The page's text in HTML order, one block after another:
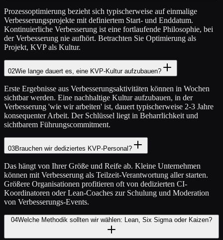
Prozessoptimierung bezieht sich typischerweise auf einmalige
Verbesserungsprojekte mit definiertem Start- und Enddatum.
Kontinuierliche Verbesserung ist eine fortlaufende Philosophie, bei
der Verbesserung nie aufhört. Betrachten Sie Optimierung als
Projekt, KVP als Kultur.
02Wie lange dauert es, eine KVP-Kultur aufzubauen?
Erste Ergebnisse aus Verbesserungsaktivitäten können in Wochen
sichtbar werden. Eine nachhaltige Kultur aufzubauen, in der
Verbesserung 'wie wir arbeiten' ist, dauert typischerweise 2-3 Jahre
konsequenter Arbeit. Der Schlüssel liegt in Beharrlichkeit und
sichtbarem Führungscommitment.
03Brauchen wir dediziertes KVP-Personal?
Das hängt von Ihrer Größe und Reife ab. Kleine Unternehmen
können mit Verbesserung als Teilzeit-Verantwortung aller starten.
Größere Organisationen profitieren oft von dedizierten CI-
Koordinatoren oder Lean-Coaches zur Schulung und Moderation
von Verbesserungs-Events.
04Welche Methodik sollten wir wählen: Lean, Six Sigma oder Kaizen?